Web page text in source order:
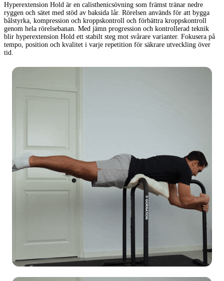
Hyperextension Hold är en calisthenicsövning som främst tränar nedre
ryggen och sätet med stöd av baksida lår. Rörelsen används för att bygga
bålstyrka, kompression och kroppskontroll och förbättra kroppskontroll
genom hela rörelsebanan. Med jämn progression och kontrollerad teknik
blir hyperextension Hold ett stabilt steg mot svårare varianter. Fokusera på
tempo, position och kvalitet i varje repetition för säkrare utveckling över
tid.